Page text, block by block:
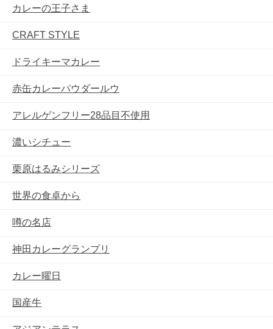
カレーの王子さま
CRAFT STYLE
ドライキーマカレー
赤缶カレーパウダールウ
アレルゲンフリー28品目不使用
濃いシチュー
栗原はるみシリーズ
世界の食卓から
噂の名店
神田カレーグランプリ
カレー曜日
国産牛